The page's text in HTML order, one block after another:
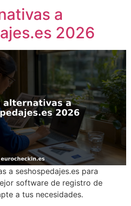
a
2026
a seshospedajes.es para
software de registro de
a tus necesidades.